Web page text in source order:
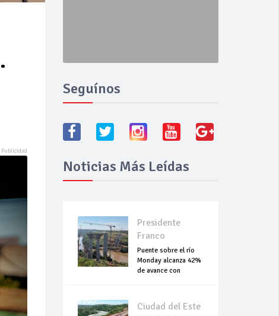
Seguínos
Noticias Más Leídas
Presidente
Franco
Puente sobre el río
Monday alcanza 42%
de avance con
Ciudad del Este